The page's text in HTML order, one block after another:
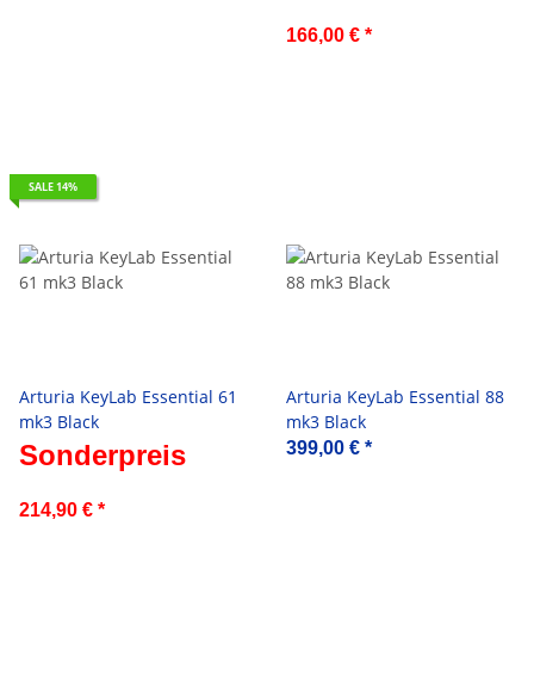
166,00 € *
SALE 14%
Arturia KeyLab Essential 61
mk3 Black
Sonderpreis
214,90 € *
Arturia KeyLab Essential 88
mk3 Black
399,00 € *